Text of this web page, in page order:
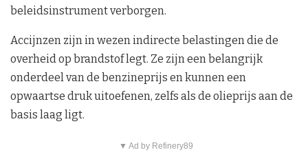
beleidsinstrument verborgen.
Accijnzen zijn in wezen indirecte belastingen die de
overheid op brandstof legt. Ze zijn een belangrijk
onderdeel van de benzineprijs en kunnen een
opwaartse druk uitoefenen, zelfs als de olieprijs aan de
basis laag ligt.
▼ Ad by Refinery89